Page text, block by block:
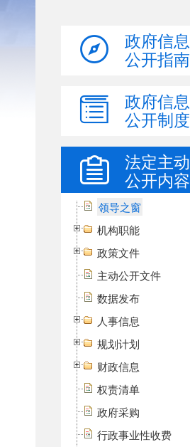
政府信息
公开指南
政府信息
公开制度
法定主动
公开内容
领导之窗
机构职能
政策文件
主动公开文件
数据发布
人事信息
规划计划
财政信息
权责清单
政府采购
行政事业性收费